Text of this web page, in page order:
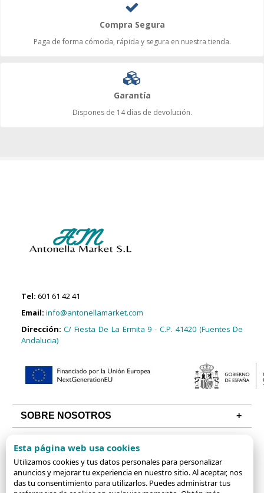
Compra Segura
Paga de forma cómoda, rápida y segura en nuestra tienda.
Garantía
Dispones de 14 días de devolución.
Tel: 601 61 42 41
Email: info@antonellamarket.com
Dirección:C/ Fiesta De La Ermita 9 - C.P. 41420 (Fuentes De
Andalucia)
SOBRE NOSOTROS
ALGUNAS CATEGORÍAS
Esta página web usa cookies
Utilizamos cookies y tus datos personales para personalizar
anuncios y mejorar tu experiencia en nuestro sitio. Al aceptar, nos
das tu consentimiento para utilizarlos. Puedes administrar tus